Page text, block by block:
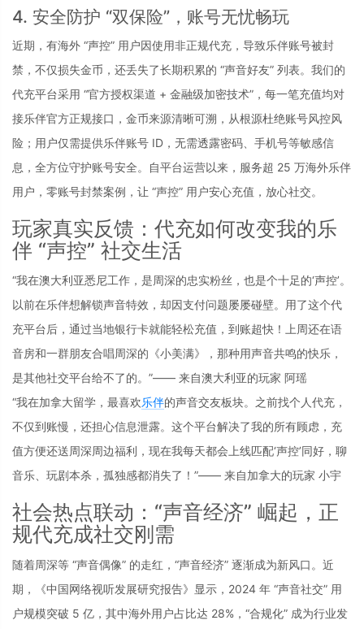
4. 安全防护 “双保险”，账号无忧畅玩
近期，有海外 “声控” 用户因使用非正规代充，导致乐伴账号被封
禁，不仅损失金币，还丢失了长期积累的 “声音好友” 列表。我们的
代充平台采用 “官方授权渠道 + 金融级加密技术”，每一笔充值均对
接乐伴官方正规接口，金币来源清晰可溯，从根源杜绝账号风控风
险；用户仅需提供乐伴账号 ID，无需透露密码、手机号等敏感信
息，全方位守护账号安全。自平台运营以来，服务超 25 万海外乐伴
用户，零账号封禁案例，让 “声控” 用户安心充值，放心社交。
玩家真实反馈：代充如何改变我的乐
伴 “声控” 社交生活
“我在澳大利亚悉尼工作，是周深的忠实粉丝，也是个十足的‘声控’。
以前在乐伴想解锁声音特效，却因支付问题屡屡碰壁。用了这个代
充平台后，通过当地银行卡就能轻松充值，到账超快！上周还在语
音房和一群朋友合唱周深的《小美满》，那种用声音共鸣的快乐，
是其他社交平台给不了的。”—— 来自澳大利亚的玩家 阿瑶
“我在加拿大留学，最喜欢乐伴的声音交友板块。之前找个人代充，
不仅到账慢，还担心信息泄露。这个平台解决了我的所有顾虑，充
值方便还送周深周边福利，现在我每天都会上线匹配‘声控’同好，聊
音乐、玩剧本杀，孤独感都消失了！”—— 来自加拿大的玩家 小宇
社会热点联动：“声音经济” 崛起，正
规代充成社交刚需
随着周深等 “声音偶像” 的走红，“声音经济” 逐渐成为新风口。近
期，《中国网络视听发展研究报告》显示，2024 年 “声音社交” 用
户规模突破 5 亿，其中海外用户占比达 28%，“合规化” 成为行业发